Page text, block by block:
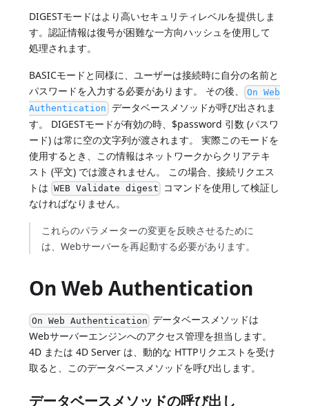
DIGESTモードはより高いセキュリティレベルを提供しま
す。認証情報は復号が困難な一方向ハッシュを使用して
処理されます。
BASICモードと同様に、ユーザーは接続時に自分の名前と
パスワードを入力する必要があります。 その後、 On Web
Authentication データベースメソッドが呼び出されま
す。 DIGESTモードが有効の時、$password 引数 (パスワ
ード) は常に空の文字列が渡されます。 実際このモードを
使用するとき、この情報はネットワークからクリアテキ
スト (平文) では渡されません。 この場合、接続リクエス
トは WEB Validate digest コマンドを使用して検証し
なければなりません。
これらのパラメーターの変更を反映させるために
は、Webサーバーを再起動する必要があります。
On Web Authentication
On Web Authentication データベースメソッドは
Webサーバーエンジンへのアクセス管理を担当します。
4D または 4D Server は、動的な HTTPリクエストを受け
取ると、このデータベースメソッドを呼び出します。
データベースメソッドの呼び出し